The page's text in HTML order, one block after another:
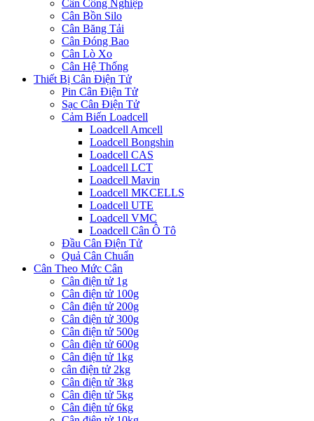
Cân Công Nghiệp
Cân Bồn Silo
Cân Băng Tải
Cân Đóng Bao
Cân Lò Xo
Cân Hệ Thống
Thiết Bị Cân Điện Tử
Pin Cân Điện Tử
Sạc Cân Điện Tử
Cảm Biến Loadcell
Loadcell Amcell
Loadcell Bongshin
Loadcell CAS
Loadcell LCT
Loadcell Mavin
Loadcell MKCELLS
Loadcell UTE
Loadcell VMC
Loadcell Cân Ô Tô
Đầu Cân Điện Tử
Quả Cân Chuẩn
Cân Theo Mức Cân
Cân điện tử 1g
Cân điện tử 100g
Cân điện tử 200g
Cân điện tử 300g
Cân điện tử 500g
Cân điện tử 600g
Cân điện tử 1kg
cân điện tử 2kg
Cân điện tử 3kg
Cân điện tử 5kg
Cân điện tử 6kg